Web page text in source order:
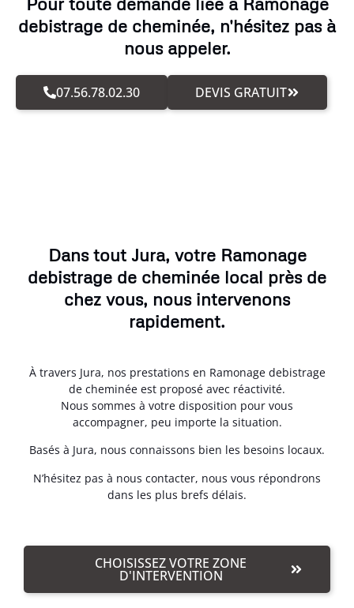
debistrage de cheminée, n'hésitez pas à
nous appeler.
07.56.78.02.30 DEVIS GRATUIT
Dans tout Jura, votre Ramonage
debistrage de cheminée local près de
chez vous, nous intervenons
rapidement.
À travers Jura, nos prestations en Ramonage debistrage
de cheminée est proposé avec réactivité.
Nous sommes à votre disposition pour vous
accompagner, peu importe la situation.
Basés à Jura, nous connaissons bien les besoins locaux.
N’hésitez pas à nous contacter, nous vous répondrons
dans les plus brefs délais.
CHOISISSEZ VOTRE ZONE
D'INTERVENTION